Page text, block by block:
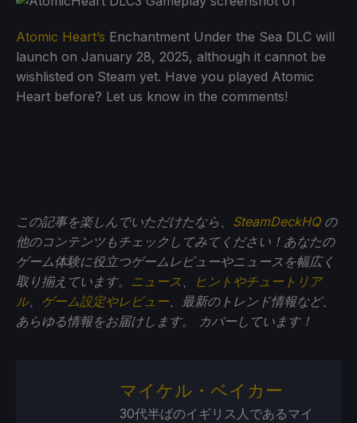
Atomic Heart’s Enchantment Under the Sea DLC will
launch on January 28, 2025, although it cannot be
wishlisted on Steam yet. Have you played Atomic
Heart before? Let us know in the comments!
この記事を楽しんでいただけたなら、 SteamDeckHQの
他のコンテンツもチェックしてみてください！あなたの
ゲーム体験に役立つゲームレビューやニュースを幅広く
取り揃えています。 ニュース 、
ヒントやチュートリア
ル、 ゲーム設定やレビュー、最新のトレンド情報など、
あらゆる情報をお届けします。
カバーしています！
マイケル・ベイカー
30代半ばのイギリス人であるマイ